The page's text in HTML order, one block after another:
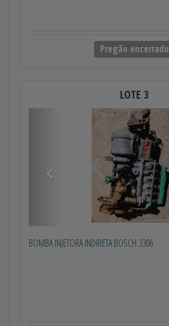
Pregão encerrado
LOTE 3
BOMBA INJETORA INDIRETA BOSCH 3306